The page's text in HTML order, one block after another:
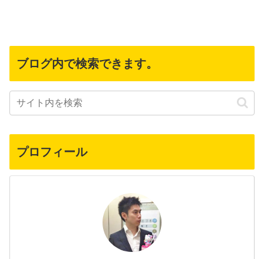
ブログ内で検索できます。
プロフィール